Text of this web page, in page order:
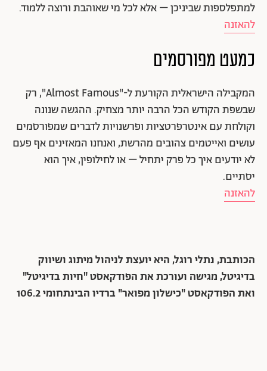
למתפלספות שביניכן – אלא לכל מי שאוהבת ורוצה ללמוד.
להאזנה
כמעט מפורסמים
המקבילה הישראלית הקורעת ל-"Almost Famous", רק
שבשפת הקודש הכל הרבה יותר מצחיק. ההגשה שנונה
וקולחת עם אינטרפרטציות ופרשנויות לדברים שמפורסמים
עושים ואייטמים צהובים מהרשת, ואנחנו המאזינים אף פעם
לא יודעים איך כל פרק יתחיל – או לחילופין, איך הוא
יסתיים.
להאזנה
הכותבת, נתלי רוגל, היא יועצת לניהול מיתוג ושיווק
בדיגיטל, מגישה ועורכת את הפודקאסט "חיות בדיגיטל"
ואת הפודקאסט "כישלון מפואר" ברדיו הבינתחומי 106.2